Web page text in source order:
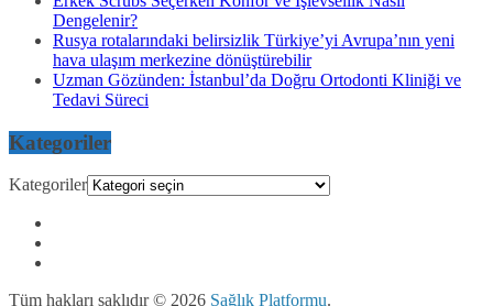
Dengelenir?
Rusya rotalarındaki belirsizlik Türkiye’yi Avrupa’nın yeni
hava ulaşım merkezine dönüştürebilir
Uzman Gözünden: İstanbul’da Doğru Ortodonti Kliniği ve
Tedavi Süreci
Kategoriler
Kategoriler
Tüm hakları saklıdır © 2026 Sağlık Platformu.